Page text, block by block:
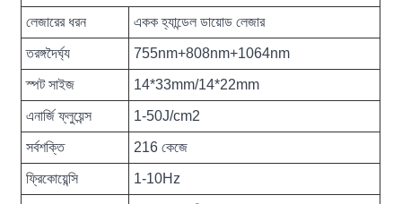
লেজারের ধরন একক হ্যান্ডেল ডায়োড লেজার
তরঙ্গদৈর্ঘ্য 755nm+808nm+1064nm
স্পট সাইজ 14*33mm/14*22mm
এনার্জি ফ্লুয়েন্স 1-50J/cm2
সর্বশক্তি 216 কেজে
ফ্রিকোয়েন্সি 1-10Hz